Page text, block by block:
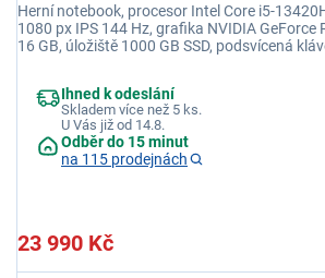
Herní notebook, procesor Intel Core i5-
1080 px IPS 144 Hz, grafika NVIDIA GeForce
16 GB, úložiště 1000 GB SSD, podsvícená
Ihned k odeslání
Skladem více než 5 ks.
U Vás již od 14.8.
Odběr do 15 minut
na 115 prodejnách
23 990 Kč